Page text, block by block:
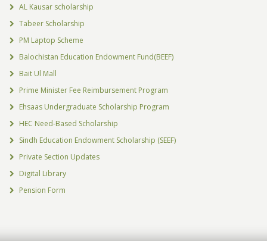
AL Kausar scholarship
Tabeer Scholarship
PM Laptop Scheme
Balochistan Education Endowment Fund(BEEF)
Bait Ul Mall
Prime Minister Fee Reimbursement Program
Ehsaas Undergraduate Scholarship Program
HEC Need-Based Scholarship
Sindh Education Endowment Scholarship (SEEF)
Private Section Updates
Digital Library
Pension Form